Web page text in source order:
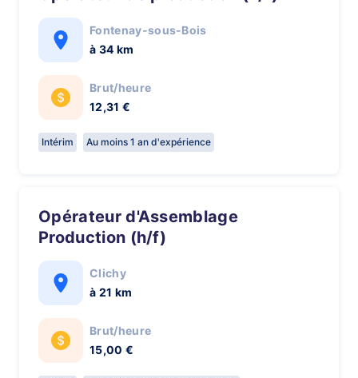
Fontenay-sous-Bois
à 34 km
Brut/heure
12,31 €
Intérim Au moins 1 an d'expérience
Opérateur d'Assemblage
Production (h/f)
Clichy
à 21 km
Brut/heure
15,00 €